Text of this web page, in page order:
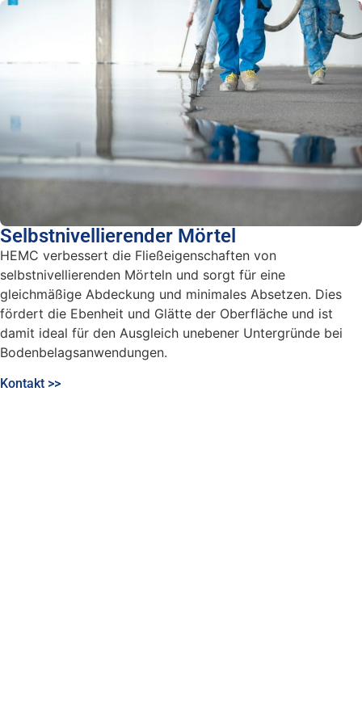
Selbstnivellierender Mörtel
HEMC verbessert die Fließeigenschaften von
selbstnivellierenden Mörteln und sorgt für eine
gleichmäßige Abdeckung und minimales Absetzen. Dies
fördert die Ebenheit und Glätte der Oberfläche und ist
damit ideal für den Ausgleich unebener Untergründe bei
Bodenbelagsanwendungen.
Kontakt >>